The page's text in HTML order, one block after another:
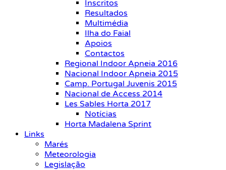
Inscritos
Resultados
Multimédia
Ilha do Faial
Apoios
Contactos
Regional Indoor Apneia 2016
Nacional Indoor Apneia 2015
Camp. Portugal Juvenis 2015
Nacional de Access 2014
Les Sables Horta 2017
Notícias
Horta Madalena Sprint
Links
Marés
Meteorologia
Legislação